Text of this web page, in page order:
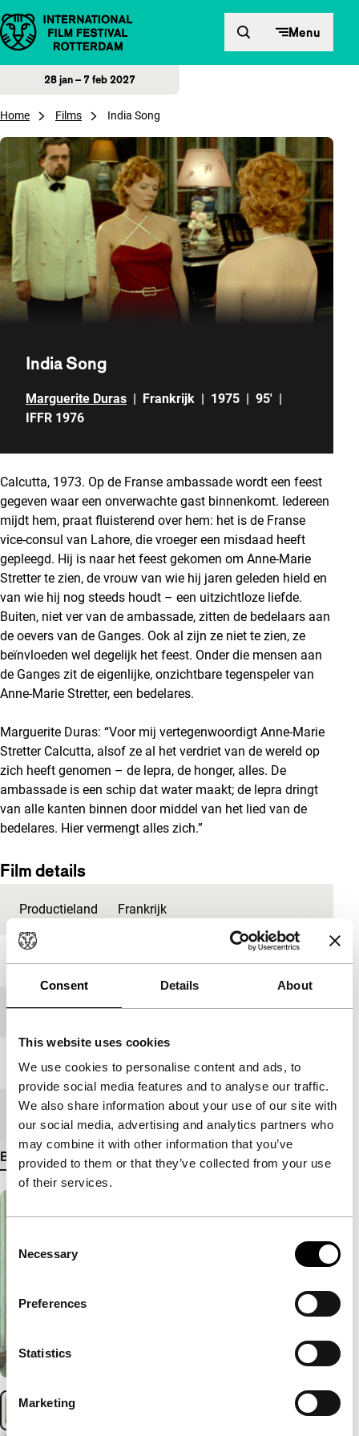
Consent Details About
This website uses cookies
We use cookies to personalise content and ads, to
provide social media features and to analyse our traffic.
We also share information about your use of our site with
our social media, advertising and analytics partners who
may combine it with other information that you’ve
provided to them or that they’ve collected from your use
of their services.
Selection
Necessary
Preferences
Statistics
Marketing
Direct naar inhoud Menu
28 jan – 7 feb 2027
Home Films India Song
India Song
Marguerite Duras | Frankrijk | 1975 | 95' |
IFFR 1976
Calcutta, 1973. Op de Franse ambassade wordt een feest
gegeven waar een onverwachte gast binnenkomt. Iedereen
mijdt hem, praat fluisterend over hem: het is de Franse
vice-consul van Lahore, die vroeger een misdaad heeft
gepleegd. Hij is naar het feest gekomen om Anne-Marie
Stretter te zien, de vrouw van wie hij jaren geleden hield en
van wie hij nog steeds houdt – een uitzichtloze liefde.
Buiten, niet ver van de ambassade, zitten de bedelaars aan
de oevers van de Ganges. Ook al zijn ze niet te zien, ze
beïnvloeden wel degelijk het feest. Onder die mensen aan
de Ganges zit de eigenlijke, onzichtbare tegenspeler van
Anne-Marie Stretter, een bedelares.
Marguerite Duras: “Voor mij vertegenwoordigt Anne-Marie
Stretter Calcutta, alsof ze al het verdriet van de wereld op
zich heeft genomen – de lepra, de honger, alles. De
ambassade is een schip dat water maakt; de lepra dringt
van alle kanten binnen door middel van het lied van de
bedelares. Hier vermengt alles zich.”
Film details
Productieland Frankrijk
Jaar 1975
Festivaleditie IFFR 1976
Lengte 95'
Medium/Formaat-
Bekijk meer details